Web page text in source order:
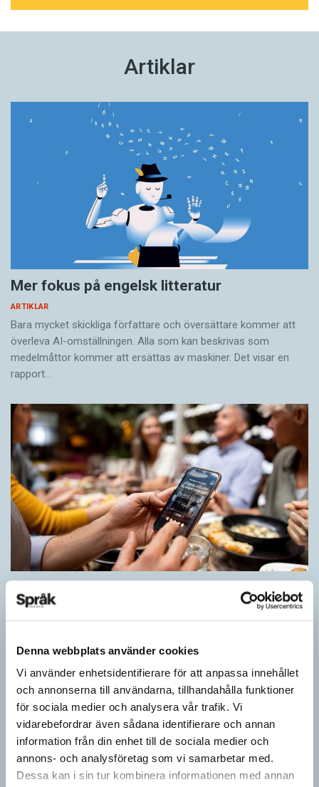
Denna webbplats använder cookies
Vi använder enhetsidentifierare för att anpassa innehållet
och annonserna till användarna, tillhandahålla funktioner
för sociala medier och analysera vår trafik. Vi
vidarebefordrar även sådana identifierare och annan
information från din enhet till de sociala medier och
annons- och analysföretag som vi samarbetar med.
Dessa kan i sin tur kombinera informationen med annan
Artiklar
Mer fokus på engelsk litteratur
ARTIKLAR
Bara mycket skickliga författare och översättare ­kommer att
överleva AI-omställningen. Alla som kan beskrivas som
medelmåttor kommer att ersättas av maskiner. Det visar en
rapport…
ARTIKLAR
populära appar…